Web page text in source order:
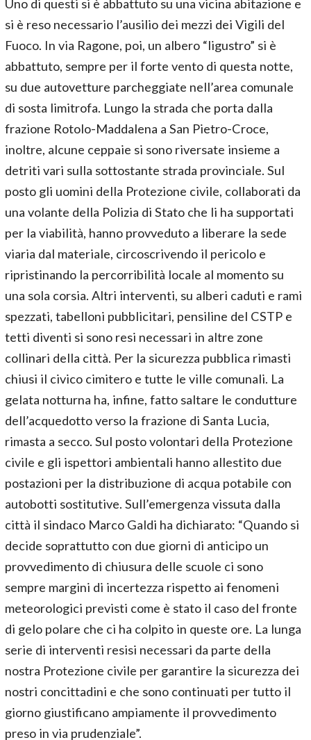
Uno di questi si è abbattuto su una vicina abitazione e
si è reso necessario l’ausilio dei mezzi dei Vigili del
Fuoco. In via Ragone, poi, un albero “ligustro” si è
abbattuto, sempre per il forte vento di questa notte,
su due autovetture parcheggiate nell’area comunale
di sosta limitrofa. Lungo la strada che porta dalla
frazione Rotolo-Maddalena a San Pietro-Croce,
inoltre, alcune ceppaie si sono riversate insieme a
detriti vari sulla sottostante strada provinciale. Sul
posto gli uomini della Protezione civile, collaborati da
una volante della Polizia di Stato che li ha supportati
per la viabilità, hanno provveduto a liberare la sede
viaria dal materiale, circoscrivendo il pericolo e
ripristinando la percorribilità locale al momento su
una sola corsia. Altri interventi, su alberi caduti e rami
spezzati, tabelloni pubblicitari, pensiline del CSTP e
tetti diventi si sono resi necessari in altre zone
collinari della città. Per la sicurezza pubblica rimasti
chiusi il civico cimitero e tutte le ville comunali. La
gelata notturna ha, infine, fatto saltare le condutture
dell’acquedotto verso la frazione di Santa Lucia,
rimasta a secco. Sul posto volontari della Protezione
civile e gli ispettori ambientali hanno allestito due
postazioni per la distribuzione di acqua potabile con
autobotti sostitutive. Sull’emergenza vissuta dalla
città il sindaco Marco Galdi ha dichiarato: “Quando si
decide soprattutto con due giorni di anticipo un
provvedimento di chiusura delle scuole ci sono
sempre margini di incertezza rispetto ai fenomeni
meteorologici previsti come è stato il caso del fronte
di gelo polare che ci ha colpito in queste ore. La lunga
serie di interventi resisi necessari da parte della
nostra Protezione civile per garantire la sicurezza dei
nostri concittadini e che sono continuati per tutto il
giorno giustificano ampiamente il provvedimento
preso in via prudenziale”.